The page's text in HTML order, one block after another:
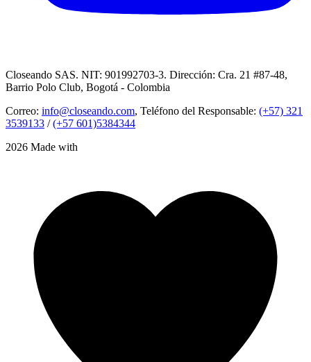
Closeando SAS. NIT: 901992703-3. Dirección: Cra. 21 #87-48,
Barrio Polo Club, Bogotá - Colombia
Correo: info@closeando.com, Teléfono del Responsable: (+57) 321
3539133 /(+57 601)5384344
2026 Made with